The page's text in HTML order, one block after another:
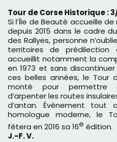
Tour de Corse Historique :
Si l’Île de Beauté accueille
depuis 2015 dans le cadre
des Rallyes, personne
territoires de prédilection
accueillit notamment la
en 1973 et sans discontinuer
ces belles années, le Tour
monté pour permettre
d’arpenter les routes
d’antan. Évènement tout
homologue moderne, le
fêtera en 2016 sa 16e édition.
J.-F. V.